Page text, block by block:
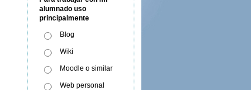
alumnado uso
principalmente
Blog
Wiki
Moodle o similar
Web personal